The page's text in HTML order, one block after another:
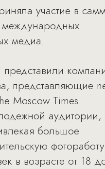
участие в
международных
медиа.
представляющие
Moscow Times
аудитории,
большое
фотоработу
в возрасте от 18